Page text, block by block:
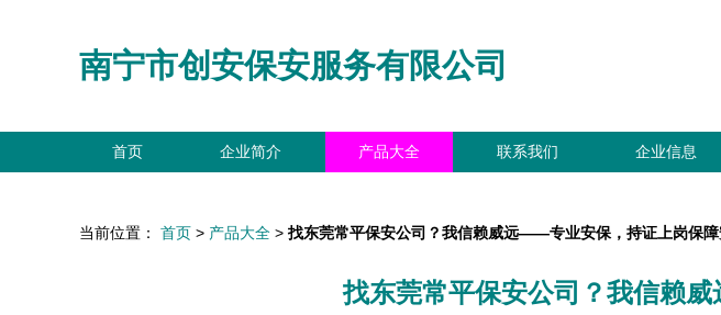
南宁市创安保安服务有限公司
首页 企业简介 产品大全 联系我们 企业信息
当前位置： 首页 > 产品大全 > 找东莞常平保安公司？我信赖威远——专业安保，持证上岗保
找东莞常平保安公司？我信赖